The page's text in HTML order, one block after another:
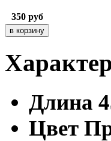
350 руб
Длина
Цвет